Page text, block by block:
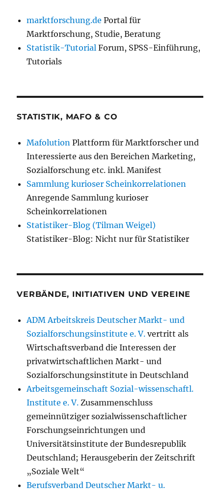
marktforschung.de Portal für
Marktforschung, Studie, Beratung
Statistik-Tutorial Forum, SPSS-Einführung,
Tutorials
STATISTIK, MAFO & CO
Mafolution Plattform für Marktforscher und
Interessierte aus den Bereichen Marketing,
Sozialforschung etc. inkl. Manifest
Sammlung kurioser Scheinkorrelationen
Anregende Sammlung kurioser
Scheinkorrelationen
Statistiker-Blog (Tilman Weigel)
Statistiker-Blog: Nicht nur für Statistiker
VERBÄNDE, INITIATIVEN UND VEREINE
ADM Arbeitskreis Deutscher Markt- und
Sozialforschungsinstitute e. V. vertritt als
Wirtschaftsverband die Interessen der
privatwirtschaftlichen Markt- und
Sozialforschungsinstitute in Deutschland
Arbeitsgemeinschaft Sozial-wissenschaftl.
Institute e. V. Zusammenschluss
gemeinnütziger sozialwissenschaftlicher
Forschungseinrichtungen und
Universitätsinstitute der Bundesrepublik
Deutschland; Herausgeberin der Zeitschrift
„Soziale Welt“
Berufsverband Deutscher Markt- u.